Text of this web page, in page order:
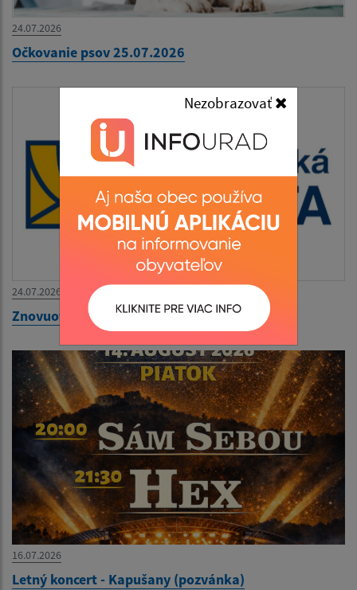
Nezobrazovať
24.07.2026
Očkovanie psov 25.07.2026
24.07.2026
Znovuotvorenie pošty v Žehni od 01.09.2026
16.07.2026
Letný koncert - Kapušany (pozvánka)